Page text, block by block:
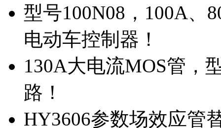
型号100N08，100A、
电动车控制器！
130A大电流MOS管，
路！
HY3606参数场效应管